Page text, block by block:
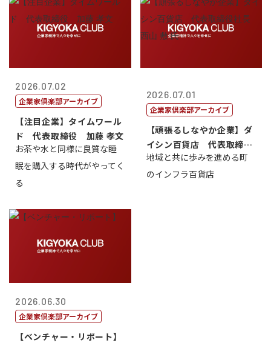
2026.07.02
企業家倶楽部アーカイブ
【注目企業】タイムワール
ド 代表取締役 加藤 孝文
お茶や水と同様に良質な睡
眠を購入する時代がやってく
る
2026.07.01
企業家倶楽部アーカイブ
【頑張るしなやか企業】ダ
イシン百貨店 代表取締役
社長 西山 ...
地域と共に歩みを進める町
のインフラ百貨店
2026.06.30
企業家倶楽部アーカイブ
【ベンチャー・リポート】